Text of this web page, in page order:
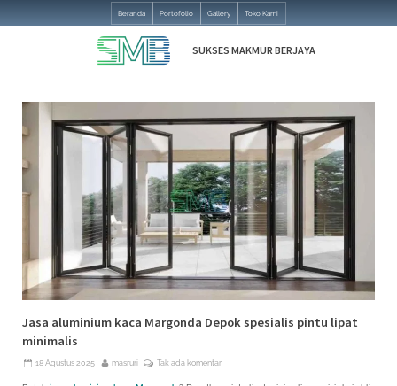
Beranda Portofolio Gallery Toko Kami
SUKSES MAKMUR BERJAYA
Aluminium
Pemasangan
Area
Jakarta
Bekasi
Depok
Tangerang
dan
Bogor
Jasa aluminium kaca Margonda Depok spesialis pintu lipat
minimalis
Posted
18 Agustus 2025 By
masruri Tak ada komentarpada